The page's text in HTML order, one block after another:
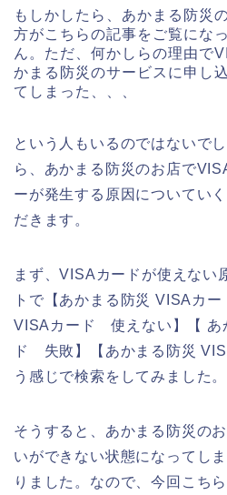
もしかしたら、あかまる防災
方がこちらの記事をご覧にな
ん。ただ、何かしらの理由で
かまる防災のサービスに申し
てしまった、、、
という人もいるのではないで
ら、あかまる防災のお店で
ーが発生する原因についてい
だきます。
まず、VISAカードが使えない
トで【あかまる防災 VISAカ
VISAカード 使えない】【 あ
ド 失敗】【あかまる防災
う感じで検索をしてみました。
そうすると、あかまる防災の
いができない状態になってし
りました。なので、今回こち